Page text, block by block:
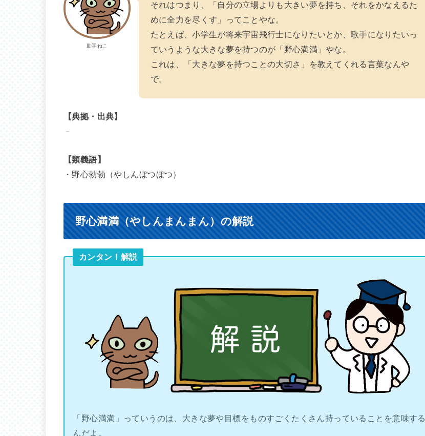
助手ねこ
それはつまり、「自分の立場よりも大きい夢を持ち、それをかなえるた
めに全力を尽くす」ってことやな。
たとえば、小学生が将来宇宙飛行士になりたいとか、歌手になりたいっ
ていうような大きな夢を持つのが「野心満満」やな。
これは、「大きな夢を持つことの大切さ」を教えてくれる言葉なんや
で。
【典拠・出典】
－
【類義語】
・野心勃勃（やしんぼつぼつ）
野心満満（やしんまんまん）の解説
カンタン！解説
「野心満満」っていうのは、大きな夢や目標をものすごくたくさん持っていることを意味する
んだよ。